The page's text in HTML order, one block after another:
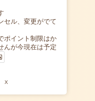
セル、変更がでて
ポイント制限はか
んが今現在は予定
X